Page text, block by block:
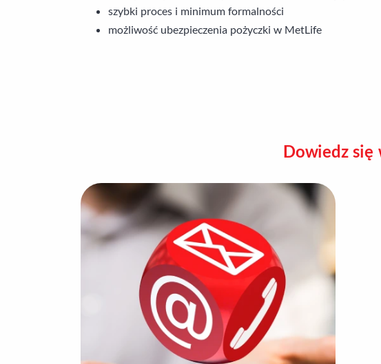
szybki proces i minimum formalności
możliwość ubezpieczenia pożyczki w MetLife
Dowiedz się